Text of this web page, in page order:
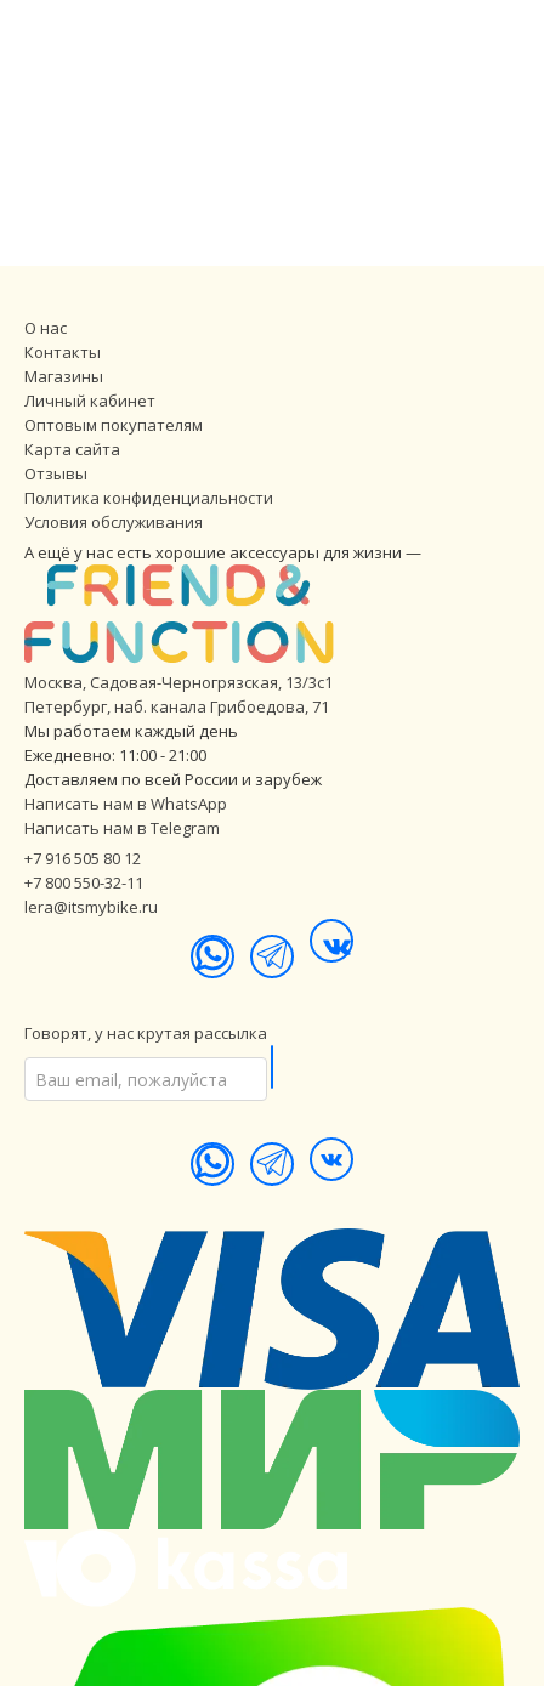
О нас
Контакты
Магазины
Личный кабинет
Оптовым покупателям
Карта сайта
Отзывы
Политика конфиденциальности
Условия обслуживания
А ещё у нас есть хорошие аксессуары для жизни —
Москва, Садовая-Черногрязская, 13/3с1
Петербург,наб. канала Грибоедова, 71
Мы работаем каждый день
Ежедневно: 11:00 - 21:00
Доставляем по всей России и зарубеж
Написать нам в WhatsApp
Написать нам в Telegram
+7 916 505 80 12
+7 800 550-32-11
lera@itsmybike.ru
Говорят, у нас крутая рассылка